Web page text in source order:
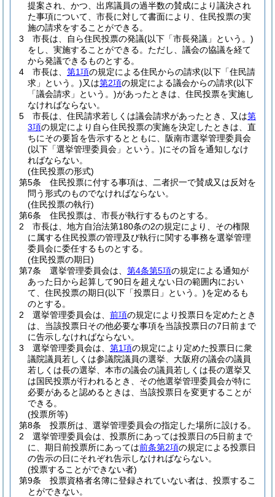
提案され、かつ、出席議員の過半数の賛成により議決され
た事項について、市長に対して書面により、住民投票の実
施の請求をすることができる。
3
市長は、自ら住民投票の発議(以下「市長発議」という。)
をし、実施することができる。 ただし、議会の協議を経て
から発議できるものとする。
4
市長は、 第1項の規定による住民からの請求(以下「住民請
求」という。)又は第2項の規定による議会からの請求(以下
「議会請求」という。)があったときは、住民投票を実施し
なければならない。
5
市長は、住民請求若しくは議会請求があったとき、又は第
3項の規定により自ら住民投票の実施を決定したときは、直
ちにその要旨を告示するとともに、阪南市選挙管理委員会
(以下「選挙管理委員会」という。)にその旨を通知しなけ
ればならない。
(住民投票の形式)
第5条
住民投票に付する事項は、二者択一で賛成又は反対を
問う形式のものでなければならない。
(住民投票の執行)
第6条
住民投票は、市長が執行するものとする。
2
市長は、地方自治法第180条の2の規定により、その権限
に属する住民投票の管理及び執行に関する事務を選挙管理
委員会に委任するものとする。
(住民投票の期日)
第7条
選挙管理委員会は、 第4条第5項の規定による通知が
あった日から起算して90日を超えない日の範囲内におい
て、住民投票の期日(以下「投票日」という。)を定めるも
のとする。
2
選挙管理委員会は、 前項の規定により投票日を定めたとき
は、当該投票日その他必要な事項を当該投票日の7日前まで
に告示しなければならない。
3
選挙管理委員会は、 第1項の規定により定めた投票日に衆
議院議員若しくは参議院議員の選挙、大阪府の議会の議員
若しくは長の選挙、本市の議会の議員若しくは長の選挙又
は国民投票が行われるとき、その他選挙管理委員会が特に
必要があると認めるときは、当該投票日を変更することが
できる。
(投票所等)
第8条
投票所は、選挙管理委員会の指定した場所に設ける。
2
選挙管理委員会は、投票所にあっては投票日の5日前まで
に、期日前投票所にあっては前条第2項の規定による投票日
の告示の日にそれぞれ告示しなければならない。
(投票することができない者)
第9条
投票資格者名簿に登録されていない者は、投票するこ
とができない。